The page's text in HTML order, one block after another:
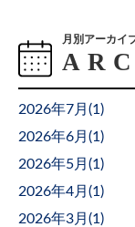
月別アーカイ
2026年7月(1 )
2026年6月(1 )
2026年5月(1 )
2026年4月(1 )
2026年3月(1 )